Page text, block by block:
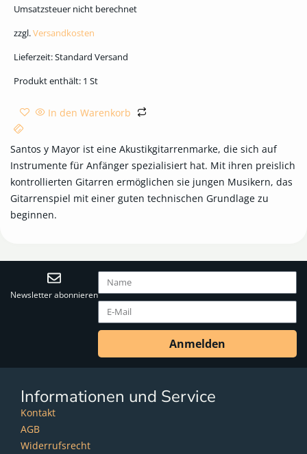
Umsatzsteuer nicht berechnet
zzgl.Versandkosten
Lieferzeit:Standard Versand
Produkt enthält: 1 St
In den Warenkorb
Santos y Mayor ist eine Akustikgitarrenmarke, die sich auf
Instrumente für Anfänger spezialisiert hat. Mit ihren preislich
kontrollierten Gitarren ermöglichen sie jungen Musikern, das
Gitarrenspiel mit einer guten technischen Grundlage zu
beginnen.
Newsletter abonnieren
Anmelden
Informationen und Service
Kontakt
AGB
Widerrufsrecht